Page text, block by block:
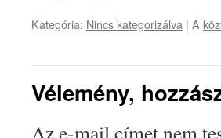
Kategória: Nincs kategorizálva | A
Vélemény,